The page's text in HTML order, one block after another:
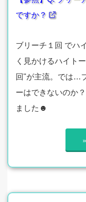
ですか？
ブリーチ１回 でハ
く見かけるハイト
回"が主流。では…
ーはできないのか
ました☻